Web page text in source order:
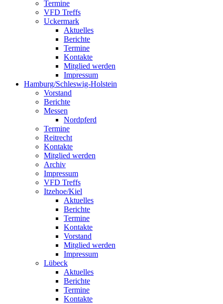
Termine
VFD Treffs
Uckermark
Aktuelles
Berichte
Termine
Kontakte
Mitglied werden
Impressum
Hamburg/Schleswig-Holstein
Vorstand
Berichte
Messen
Nordpferd
Termine
Reitrecht
Kontakte
Mitglied werden
Archiv
Impressum
VFD Treffs
Itzehoe/Kiel
Aktuelles
Berichte
Termine
Kontakte
Vorstand
Mitglied werden
Impressum
Lübeck
Aktuelles
Berichte
Termine
Kontakte